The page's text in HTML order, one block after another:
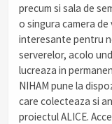
precum si sala de
o singura camera
interesante pentru
serverelor, acolo
lucreaza in
NIHAM pune la
care colecteaza si
proiectul ALICE.